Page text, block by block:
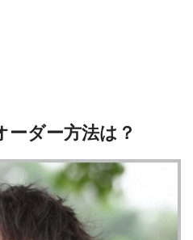
ダー方法は？